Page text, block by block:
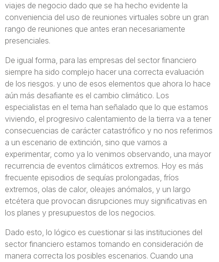
viajes de negocio dado que se ha hecho evidente la
conveniencia del uso de reuniones virtuales sobre un gran
rango de reuniones que antes eran necesariamente
presenciales.
De igual forma, para las empresas del sector financiero
siempre ha sido complejo hacer una correcta evaluación
de los riesgos. y uno de esos elementos que ahora lo hace
aún más desafiante es el cambio climático. Los
especialistas en el tema han señalado que lo que estamos
viviendo, el progresivo calentamiento de la tierra va a tener
consecuencias de carácter catastrófico y no nos referimos
a un escenario de extinción, sino que vamos a
experimentar, como ya lo venimos observando, una mayor
recurrencia de eventos climáticos extremos. Hoy es más
frecuente episodios de sequías prolongadas, fríos
extremos, olas de calor, oleajes anómalos, y un largo
etcétera que provocan disrupciones muy significativas en
los planes y presupuestos de los negocios.
Dado esto, lo lógico es cuestionar si las instituciones del
sector financiero estamos tomando en consideración de
manera correcta los posibles escenarios. Cuando una